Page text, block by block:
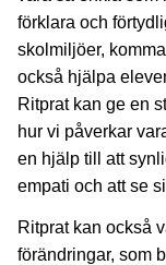
förklara och
skolmiljöer,
också hjälpa
Ritprat kan ge en
hur vi påverkar
en hjälp till att
empati och att se
Ritprat kan också
förändringar, som